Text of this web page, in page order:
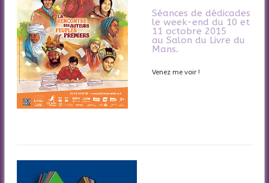
Séances de dédicades
le week-end du 10 et
11 octobre 2015
au Salon du Livre du
Mans.
Venez me voir !